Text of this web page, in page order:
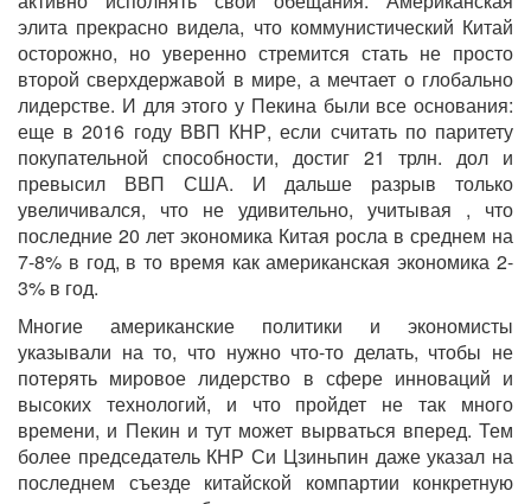
элита прекрасно видела, что коммунистический Китай
осторожно, но уверенно стремится стать не просто
второй сверхдержавой в мире, а мечтает о глобально
лидерстве. И для этого у Пекина были все основания:
еще в 2016 году ВВП КНР, если считать по паритету
покупательной способности, достиг 21 трлн. дол и
превысил ВВП США. И дальше разрыв только
увеличивался, что не удивительно, учитывая , что
последние 20 лет экономика Китая росла в среднем на
7-8% в год, в то время как американская экономика 2-
3% в год.
Многие американские политики и экономисты
указывали на то, что нужно что-то делать, чтобы не
потерять мировое лидерство в сфере инноваций и
высоких технологий, и что пройдет не так много
времени, и Пекин и тут может вырваться вперед. Тем
более председатель КНР Си Цзиньпин даже указал на
последнем съезде китайской компартии конкретную